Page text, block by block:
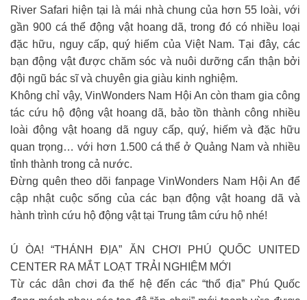
River Safari hiện tại là mái nhà chung của hơn 55 loài, với
gần 900 cá thể động vật hoang dã, trong đó có nhiều loại
đặc hữu, nguy cấp, quý hiếm của Việt Nam. Tại đây, các
bạn động vật được chăm sóc và nuôi dưỡng cẩn thận bởi
đội ngũ bác sĩ và chuyên gia giàu kinh nghiệm.
Không chỉ vậy, VinWonders Nam Hội An còn tham gia công
tác cứu hộ động vật hoang dã, bảo tồn thành công nhiều
loài động vật hoang dã nguy cấp, quý, hiếm và đặc hữu
quan trọng… với hơn 1.500 cá thể ở Quảng Nam và nhiều
tỉnh thành trong cả nước.
Đừng quên theo dõi fanpage VinWonders Nam Hội An để
cập nhật cuộc sống của các bạn động vật hoang dã và
hành trình cứu hộ động vật tại Trung tâm cứu hộ nhé!
Ú ÒA! “THÁNH ĐỊA” ĂN CHƠI PHÚ QUỐC UNITED
CENTER RA MẮT LOẠT TRẢI NGHIỆM MỚI
Từ các dân chơi đa thế hệ đến các “thổ địa” Phú Quốc